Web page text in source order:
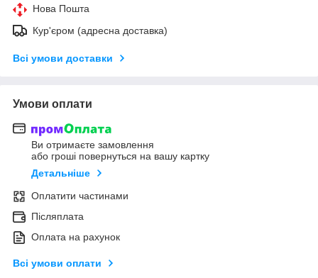
Нова Пошта
Кур'єром (адресна доставка)
Всі умови доставки
Умови оплати
Ви отримаєте замовлення
або гроші повернуться на вашу картку
Детальніше
Оплатити частинами
Післяплата
Оплата на рахунок
Всі умови оплати